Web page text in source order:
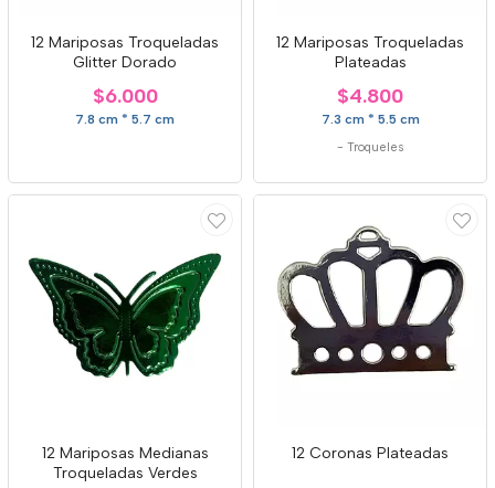
12 Mariposas Troqueladas
Glitter Dorado
$6.000
7.8 cm * 5.7 cm
12 Mariposas Troqueladas
Plateadas
$4.800
7.3 cm * 5.5 cm
- Troqueles
12 Mariposas Medianas
Troqueladas Verdes
12 Coronas Plateadas